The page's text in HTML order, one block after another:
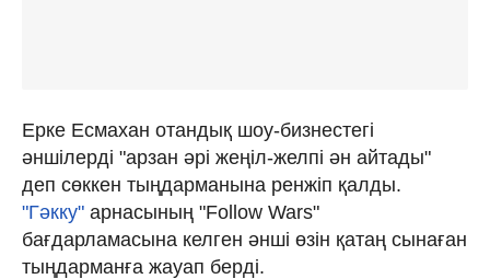
Ерке Есмахан отандық шоу-бизнестегі
әншілерді "арзан әрі жеңіл-желпі ән айтады"
деп сөккен тыңдарманына ренжіп қалды.
"Гәкку" арнасының "Follow Wars"
бағдарламасына келген әнші өзін қатаң сынаған
тыңдарманға жауап берді.